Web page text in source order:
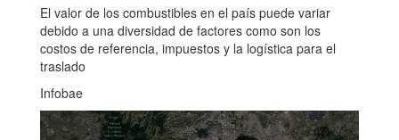
El valor de los combustibles en el país puede variar
debido a una diversidad de factores como son los
costos de referencia, impuestos y la logística para el
traslado
Infobae